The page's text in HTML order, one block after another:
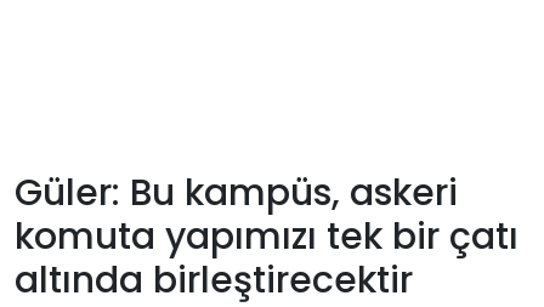
Künye
Giriş
Yap
Güler: Bu kampüs, askeri
komuta yapımızı tek bir çatı
altında birleştirecektir